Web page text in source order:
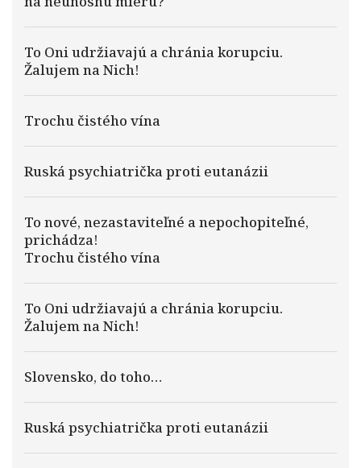
To Oni udržiavajú a chránia korupciu.
Žalujem na Nich!
Trochu čistého vína
Ruská psychiatrička proti eutanázii
To nové, nezastaviteľné a nepochopiteľné,
prichádza!
Trochu čistého vína
To Oni udržiavajú a chránia korupciu.
Žalujem na Nich!
Slovensko, do toho…
Ruská psychiatrička proti eutanázii